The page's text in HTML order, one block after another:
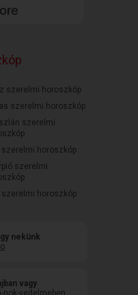
szerelmi horoszkóp
szerelmi horoszkóp
szerelmi
szerelmi horoszkóp
szerelmi
szerelmi horoszkóp
nekünk
vagy
nok-vedelmeben